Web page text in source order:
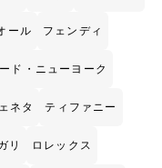
ール フェンディ
ド・ニューヨーク
ネタ ティファニー
リ ロレックス